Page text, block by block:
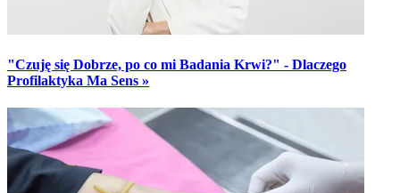
"Czuję się Dobrze, po co mi Badania Krwi?" - Dlaczego
Profilaktyka Ma Sens »